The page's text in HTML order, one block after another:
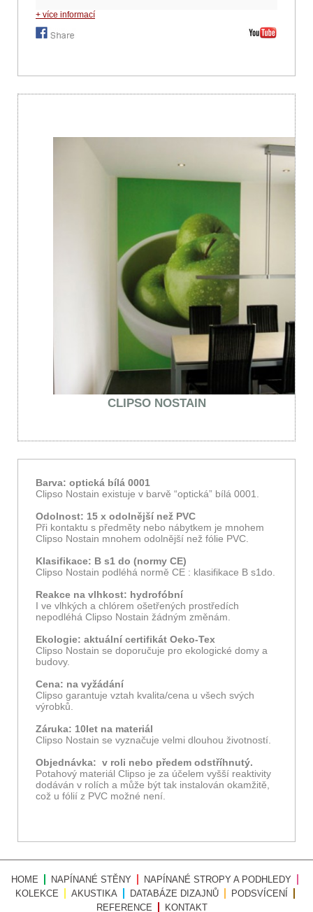
+ více informací
CLIPSO NOSTAIN
Barva: optická bílá 0001
Clipso Nostain existuje v barvě “optická” bílá 0001.
Odolnost: 15 x odolnější než PVC
Při kontaktu s předměty nebo nábytkem je mnohem
Clipso Nostain mnohem odolnější než fólie PVC.
Klasifikace: B s1 do (normy CE)
Clipso Nostain podléhá normě CE : klasifikace B s1do.
Reakce na vlhkost: hydrofóbní
I ve vlhkých a chlórem ošetřených prostředích
nepodléhá Clipso Nostain žádným změnám.
Ekologie: aktuální certifikát Oeko-Tex
Clipso Nostain se doporučuje pro ekologické domy a
budovy.
Cena: na vyžádání
Clipso garantuje vztah kvalita/cena u všech svých
výrobků.
Záruka: 10let na materiál
Clipso Nostain se vyznačuje velmi dlouhou životností.
Objednávka: v roli nebo předem odstříhnutý.
Potahový materiál Clipso je za účelem vyšší reaktivity
dodáván v rolích a může být tak instalován okamžitě,
což u fólií z PVC možné není.
HOME NAPÍNANÉ STĚNY
NAPÍNANÉ STROPY A PODHLEDY
KOLEKCE
AKUSTIKA DATABÁZE DIZAJNŮ
PODSVÍCENÍ
REFERENCE
KONTAKT